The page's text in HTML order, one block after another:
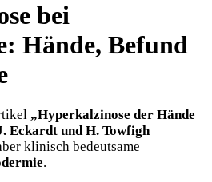
bei
Hände, Befund
„Hyperkalzinose der Hände
Eckardt und H. Towfigh
klinisch bedeutsame
.